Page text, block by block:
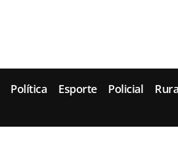
Política Esporte Policial